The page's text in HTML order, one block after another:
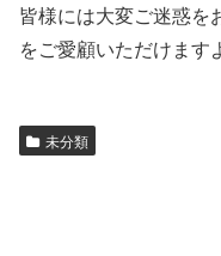
皆様には大変ご迷惑を
をご愛顧いただけます
未分類